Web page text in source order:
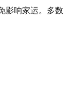
影响家运。多数